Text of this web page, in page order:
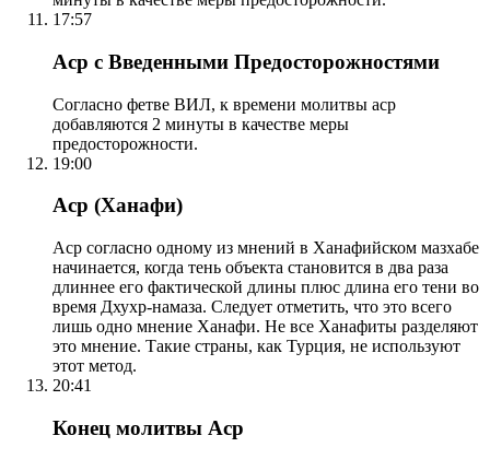
17:57
Аср с Введенными Предосторожностями
Согласно фетве ВИЛ, к времени молитвы аср
добавляются 2 минуты в качестве меры
предосторожности.
19:00
Аср (Ханафи)
Аср согласно одному из мнений в Ханафийском мазхабе
начинается, когда тень объекта становится в два раза
длиннее его фактической длины плюс длина его тени во
время Дхухр-намаза. Следует отметить, что это всего
лишь одно мнение Ханафи. Не все Ханафиты разделяют
это мнение. Такие страны, как Турция, не используют
этот метод.
20:41
Конец молитвы Аср